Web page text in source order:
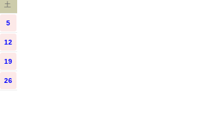
土
5
12
19
26